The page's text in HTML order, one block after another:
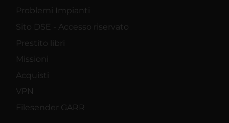
Problemi Impianti
Sito DSE - Accesso riservato
Prestito libri
Missioni
Acquisti
VPN
Filesender GARR